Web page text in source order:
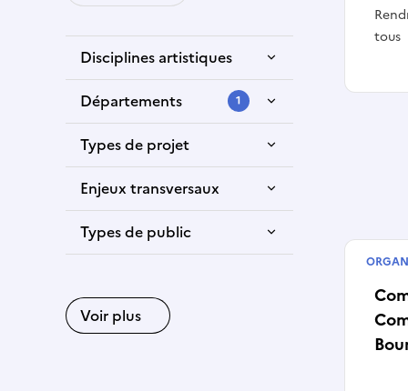
Disciplines artistiques
Départements
1
Types de projet
Enjeux transversaux
Types de public
Voir plus
tous